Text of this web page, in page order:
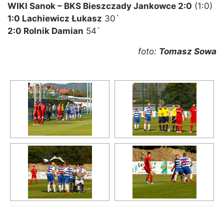
WIKI Sanok – BKS Bieszczady Jankowce 2:0 (1:0)
1:0 Lachiewicz Łukasz 30`
2:0 Rolnik Damian 54`
foto: Tomasz Sowa